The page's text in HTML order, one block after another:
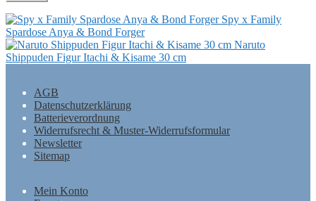
Spy x Family
Spardose Anya & Bond Forger
Naruto
Shippuden Figur Itachi & Kisame 30 cm
AGB
Datenschutzerklärung
Batterieverordnung
Widerrufsrecht & Muster-Widerrufsformular
Newsletter
Sitemap
Mein Konto